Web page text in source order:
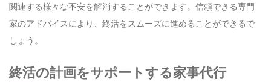
関連する様々な不安を解消することができます。信頼できる専門
家のアドバイスにより、終活をスムーズに進めることができるで
しょう。
終活の計画をサポートする家事代行